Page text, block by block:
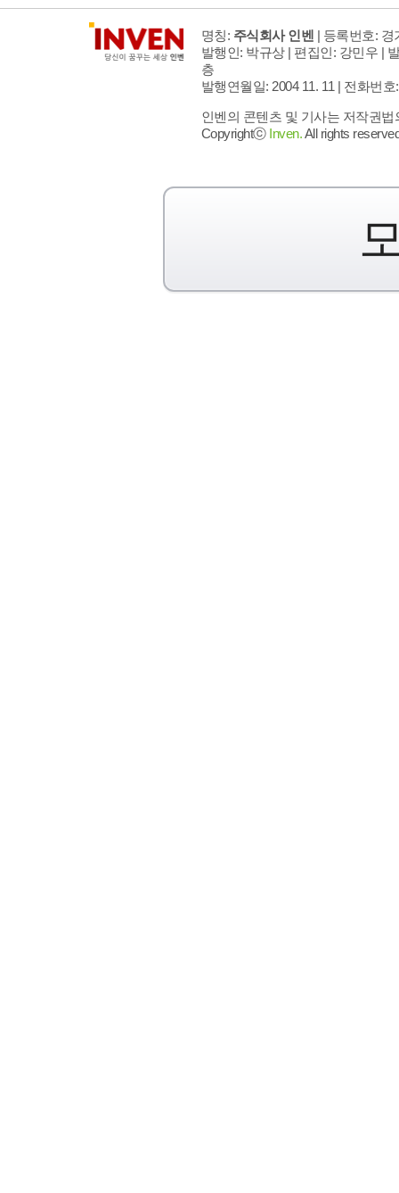
명칭: 주식회사 인벤 | 등록번호: 경
발행인: 박규상 | 편집인: 강민우 |
층
발행연월일: 2004 11. 11 | 전화번호
인벤의 콘텐츠 및 기사는 저작권
Copyrightⓒ Inven.All rights